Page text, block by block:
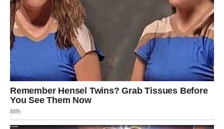
MIR
Jarčevi konačno dolaze do jasnoće. Shvatićete šta želite i
šta zaslužujete.
U ljubavi, više nema kompromisa – birate ono što vam
donosi stabilnost i poštovanje.
VODOLIJA – PREOKRET KOJI